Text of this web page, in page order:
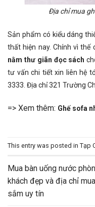
Địa chỉ mua
Sản phẩm có kiểu dáng
thất hiện nay. Chính vì
nằm thư giãn đọc sách
tư vấn chi tiết xin liên hệ
3333. Địa chỉ 321 Trường
=> Xem thêm: Ghế sofa
This entry was posted in Tạp
Mua bàn uống nước
khách đẹp và địa chỉ mua
sắm uy tín